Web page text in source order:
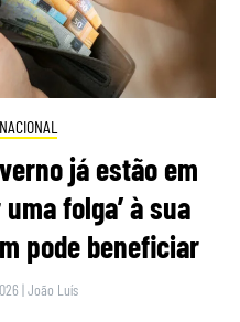
NACIONAL
já estão em
folga’ à sua
pode beneficiar
|João Luís